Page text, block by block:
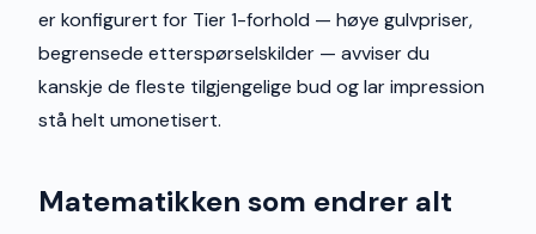
er konfigurert for Tier 1-forhold — høye gulvpriser,
begrensede etterspørselskilder — avviser du
kanskje de fleste tilgjengelige bud og lar impression
stå helt umonetisert.
Matematikken som endrer alt